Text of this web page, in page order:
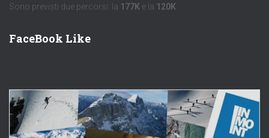
Sono previsti due percorsi: la 177K e la 120K.
FaceBook Like